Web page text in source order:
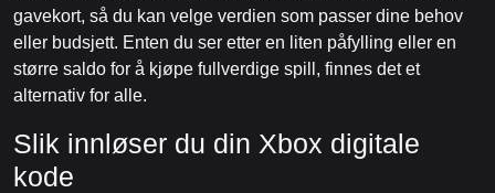
gavekort, så du kan velge verdien som passer dine behov
eller budsjett. Enten du ser etter en liten påfylling eller en
større saldo for å kjøpe fullverdige spill, finnes det et
alternativ for alle.
Slik innløser du din Xbox digitale
kode